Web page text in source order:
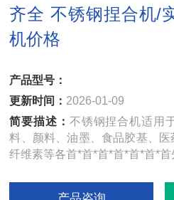
齐全 不锈钢捏合机/
机价格
产品型号：
更新时间： 2026-01-09
简要描述： 不锈钢捏合机适用
料、颜料、油墨、食品胶基、医
纤维素等各首*首*首*首*首*首*首